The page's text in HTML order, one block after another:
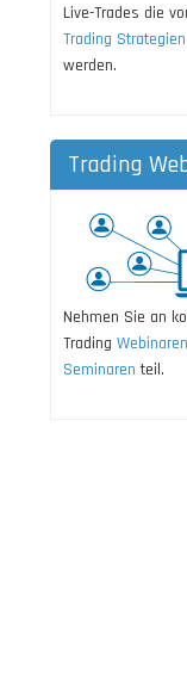
Live-Trades die
Trading Strategien
werden.
Trading
Nehmen Sie an
Trading Webinaren
Seminaren teil.